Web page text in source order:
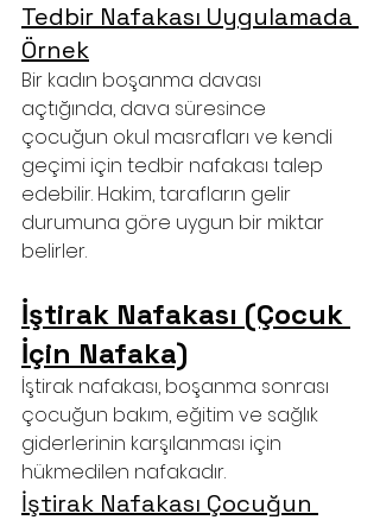
Tedbir Nafakası Uygulamada
Örnek
Bir kadın boşanma davası
açtığında, dava süresince
çocuğun okul masrafları ve kendi
geçimi için tedbir nafakası talep
edebilir. Hakim, tarafların gelir
durumuna göre uygun bir miktar
belirler.
İştirak Nafakası (Çocuk
İçin Nafaka)
İştirak nafakası, boşanma sonrası
çocuğun bakım, eğitim ve sağlık
giderlerinin karşılanması için
hükmedilen nafakadır.
İştirak Nafakası Çocuğun